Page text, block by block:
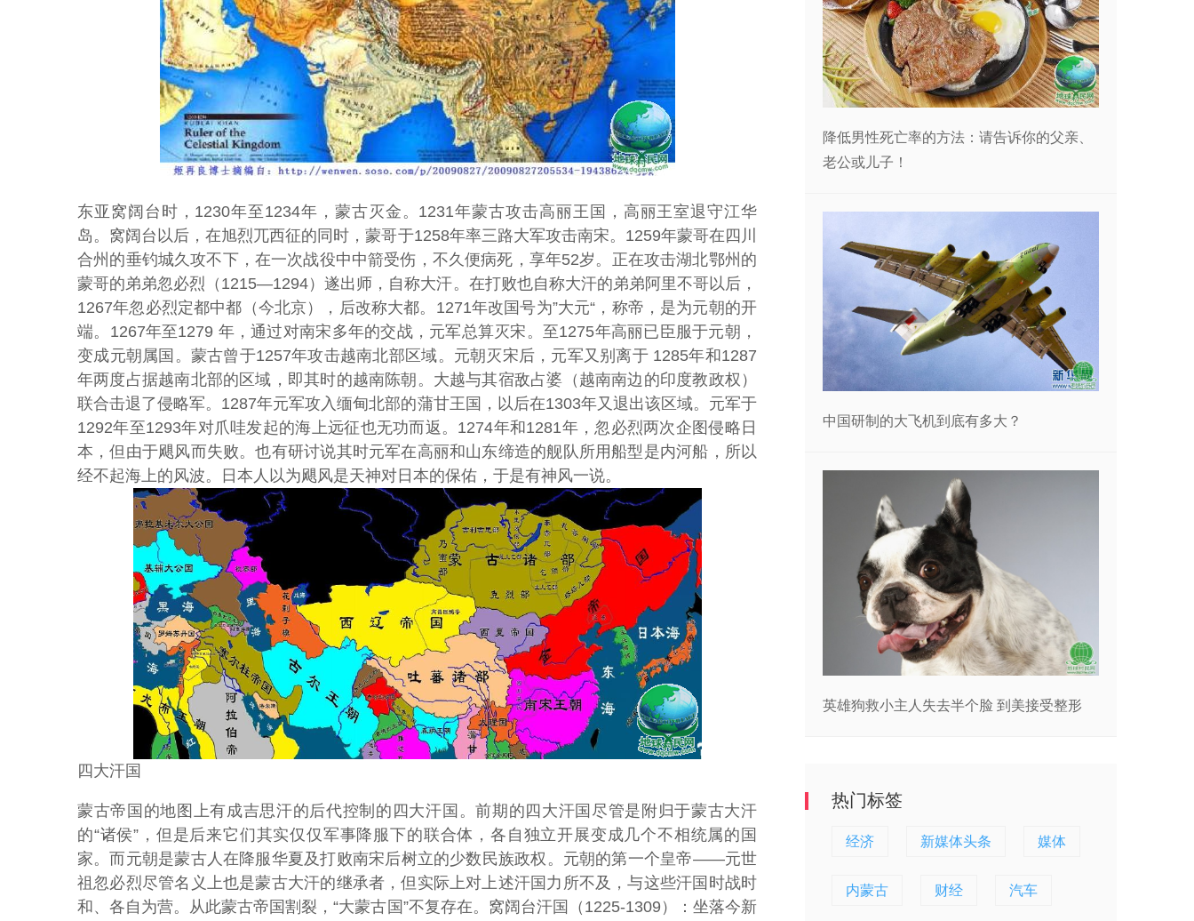
东亚窝阔台时，1230年至1234年，蒙古灭金。1231年蒙古攻击高丽王国，高丽王室退守江华
岛。窝阔台以后，在旭烈兀西征的同时，蒙哥于1258年率三路大军攻击南宋。1259年蒙哥在四川
合州的垂钓城久攻不下，在一次战役中中箭受伤，不久便病死，享年52岁。正在攻击湖北鄂州的
蒙哥的弟弟忽必烈（1215—1294）遂出师，自称大汗。在打败也自称大汗的弟弟阿里不哥以后，
1267年忽必烈定都中都（今北京），后改称大都。1271年改国号为”大元“，称帝，是为元朝的开
端。1267年至1279 年，通过对南宋多年的交战，元军总算灭宋。至1275年高丽已臣服于元朝，
变成元朝属国。蒙古曾于1257年攻击越南北部区域。元朝灭宋后，元军又别离于 1285年和1287
年两度占据越南北部的区域，即其时的越南陈朝。大越与其宿敌占婆（越南南边的印度教政权）
联合击退了侵略军。1287年元军攻入缅甸北部的蒲甘王国，以后在1303年又退出该区域。元军于
1292年至1293年对爪哇发起的海上远征也无功而返。1274年和1281年，忽必烈两次企图侵略日
本，但由于飓风而失败。也有研讨说其时元军在高丽和山东缔造的舰队所用船型是内河船，所以
经不起海上的风波。日本人以为飓风是天神对日本的保佑，于是有神风一说。
四大汗国
蒙古帝国的地图上有成吉思汗的后代控制的四大汗国。前期的四大汗国尽管是附归于蒙古大汗
的“诸侯”，但是后来它们其实仅仅军事降服下的联合体，各自独立开展变成几个不相统属的国
家。而元朝是蒙古人在降服华夏及打败南宋后树立的少数民族政权。元朝的第一个皇帝——元世
祖忽必烈尽管名义上也是蒙古大汗的继承者，但实际上对上述汗国力所不及，与这些汗国时战时
和、各自为营。从此蒙古帝国割裂，“大蒙古国”不复存在。窝阔台汗国（1225-1309）：坐落今新
降低男性死亡率的方法：请告诉你的父亲、
老公或儿子！
中国研制的大飞机到底有多大？
英雄狗救小主人失去半个脸 到美接受整形
热门标签
经济 新媒体头条 媒体
内蒙古 财经 汽车